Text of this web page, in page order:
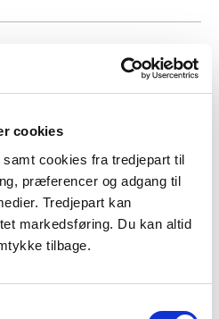
cookies
cookies fra tredjepart til
præferencer og adgang til
Tredjepart kan
markedsføring. Du kan altid
tilbage.
med på
på skibet under